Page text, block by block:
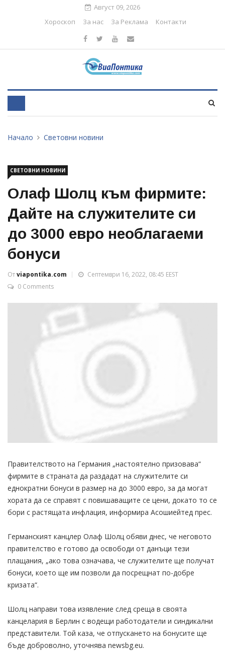
Август 09, 2026
Хороскоп
За нас За Реклама Контакти
Начало Световни новини
СВЕТОВНИ НОВИНИ
Олаф Шолц към фирмите:
Дайте на служителите си
до 3000 евро необлагаеми
бонуси
Отviapontika.com
Септември 16, 2022, 08:45 EEST
0 Comments
Правителството на Германия „настоятелно призовава“
фирмите в страната да раздадат на служителите си
еднократни бонуси в размер на до 3000 евро, за да могат
хората да се справят с повишаващите се цени, докато то се
бори с растящата инфлация, информира Асошиейтед прес.
Германският канцлер Олаф Шолц обяви днес, че неговото
правителство е готово да освободи от данъци тези
плащания, „ако това означава, че служителите ще получат
бонуси, което ще им позволи да посрещнат по-добре
кризата“.
Шолц направи това изявление след среща в своята
канцелария в Берлин с водещи работодатели и синдикални
представители. Той каза, че отпускането на бонусите ще
бъде доброволно, уточнява newsbg.eu.